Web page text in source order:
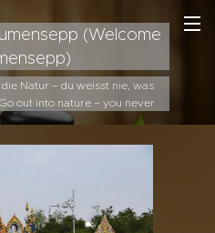
(Welcome
Natur – du weisst nie, was
out into nature – you never
awaits you.).